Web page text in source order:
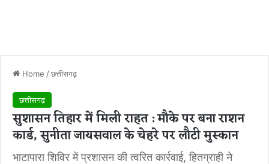
Home /छत्तीसगढ़
छत्तीसगढ़
सुशासन तिहार में मिली राहत : मौके पर बना राशन
कार्ड, सुनीता जायसवाल के चेहरे पर लौटी मुस्कान
भाटापारा शिविर में प्रशासन की त्वरित कार्रवाई, हितग्राही ने